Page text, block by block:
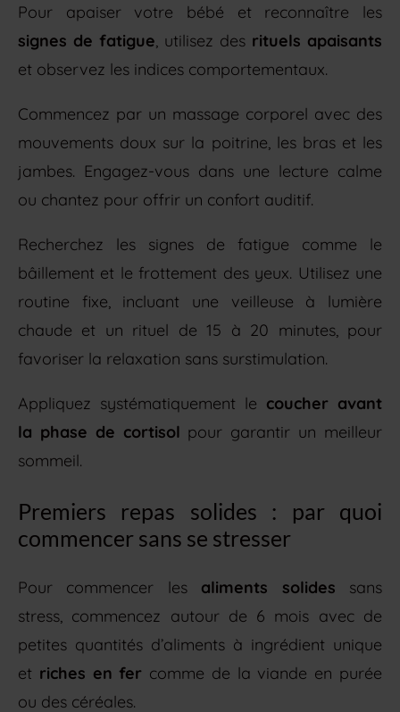
Pour apaiser votre bébé et reconnaître les
signes de fatigue, utilisez des rituels apaisants
et observez les indices comportementaux.
Commencez par un massage corporel avec des
mouvements doux sur la poitrine, les bras et les
jambes. Engagez-vous dans une lecture calme
ou chantez pour offrir un confort auditif.
Recherchez les signes de fatigue comme le
bâillement et le frottement des yeux. Utilisez une
routine fixe, incluant une veilleuse à lumière
chaude et un rituel de 15 à 20 minutes, pour
favoriser la relaxation sans surstimulation.
Appliquez systématiquement le coucher avant
la phase de cortisol pour garantir un meilleur
sommeil.
Premiers repas solides : par quoi
commencer sans se stresser
Pour commencer les aliments solides sans
stress, commencez autour de 6 mois avec de
petites quantités d’aliments à ingrédient unique
et riches en fer comme de la viande en purée
ou des céréales.